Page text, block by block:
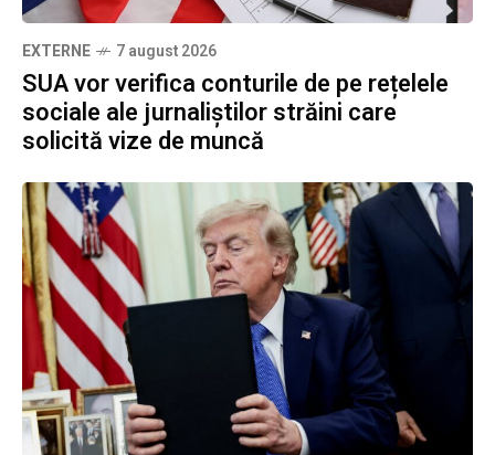
EXTERNE 7 august 2026
SUA vor verifica conturile de pe rețelele
sociale ale jurnaliștilor străini care
solicită vize de muncă